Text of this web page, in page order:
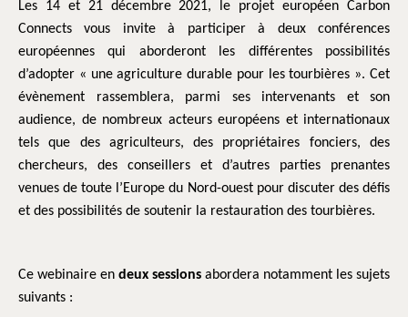
Les 14 et 21 décembre 2021, le projet européen Carbon
Connects vous invite à participer à deux conférences
européennes qui aborderont les différentes possibilités
d’adopter « une agriculture durable pour les tourbières ». Cet
évènement rassemblera, parmi ses intervenants et son
audience, de nombreux acteurs européens et internationaux
tels que des agriculteurs, des propriétaires fonciers, des
chercheurs, des conseillers et d’autres parties prenantes
venues de toute l’Europe du Nord-ouest pour discuter des défis
et des possibilités de soutenir la restauration des tourbières.
Ce webinaire en deux sessions abordera notamment les sujets
suivants :